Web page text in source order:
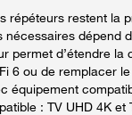
répéteurs restent la
nécessaires dépend
permet d’étendre la
6 ou de remplacer
équipement
: TV UHD 4K et